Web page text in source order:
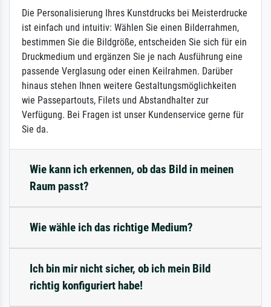
Die Personalisierung Ihres Kunstdrucks bei Meisterdrucke
ist einfach und intuitiv: Wählen Sie einen Bilderrahmen,
bestimmen Sie die Bildgröße, entscheiden Sie sich für ein
Druckmedium und ergänzen Sie je nach Ausführung eine
passende Verglasung oder einen Keilrahmen. Darüber
hinaus stehen Ihnen weitere Gestaltungsmöglichkeiten
wie Passepartouts, Filets und Abstandhalter zur
Verfügung. Bei Fragen ist unser Kundenservice gerne für
Sie da.
Wie kann ich erkennen, ob das Bild in meinen
Raum passt?
Wie wähle ich das richtige Medium?
Ich bin mir nicht sicher, ob ich mein Bild
richtig konfiguriert habe!